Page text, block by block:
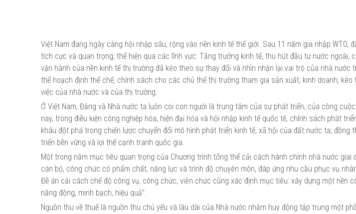
Việt Nam đang ngày càng hội nhập sâu, rộng vào nền kinh tế thế giới. Sau 11 năm gia nhập WTO,
tích cực và quan trọng, thể hiện qua các lĩnh vực: Tăng trưởng kinh tế, thu hút đầu tư nước ngoài,
vận hành của nền kinh tế thị trường đã kéo theo sự thay đổi và nhìn nhận lại vai trò của nhà nước
thể hoạch định thể chế, chính sách cho các chủ thể thị trường tham gia sản xuất, kinh doanh,
việc của nhà nước và của thị trường.
Ở Việt Nam, Đảng và Nhà nước ta luôn coi con người là trung tâm của sự phát triển, của công
nay, trong điều kiện công nghiệp hóa, hiện đại hóa và hội nhập kinh tế quốc tế, chính sách phát
khâu đột phá trong chiến lược chuyển đổi mô hình phát triển kinh tế, xã hội của đất nước ta; đồng
triển bền vững và lợi thế cạnh tranh quốc gia.
Một trong năm mục tiêu quan trọng của Chương trình tổng thể cải cách hành chính nhà nước giai
cán bộ, công chức có phẩm chất, năng lực và trình độ chuyên môn, đáp ứng nhu cầu phục vụ
Đề án cải cách chế độ công vụ, công chức, viên chức cũng xác định mục tiêu: xây dựng một nền
năng động, minh bạch, hiệu quả”.
Nguồn thu về thuế là nguồn thu chủ yếu và lâu dài của Nhà nước nhằm huy động tập trung một